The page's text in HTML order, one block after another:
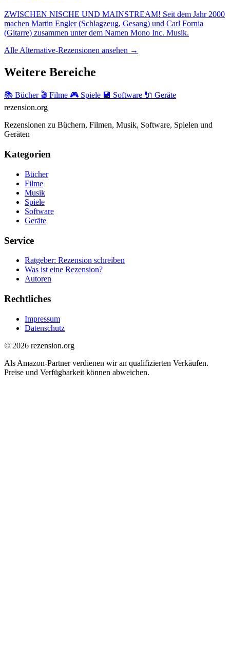
ZWISCHEN NISCHE UND MAINSTREAM! Seit dem Jahr 2000
machen Martin Engler (Schlagzeug, Gesang) und Carl Fornia
(Gitarre) zusammen unter dem Namen Mono Inc. Musik.
Alle Alternative-Rezensionen ansehen →
Weitere Bereiche
📚 Bücher 🎬 Filme 🎮 Spiele 💾 Software 🔌 Geräte
rezension.org
Rezensionen zu Büchern, Filmen, Musik, Software, Spielen und
Geräten
Kategorien
Bücher
Filme
Musik
Spiele
Software
Geräte
Service
Ratgeber: Rezension schreiben
Was ist eine Rezension?
Autoren
Rechtliches
Impressum
Datenschutz
© 2026 rezension.org
Als Amazon-Partner verdienen wir an qualifizierten Verkäufen.
Preise und Verfügbarkeit können abweichen.